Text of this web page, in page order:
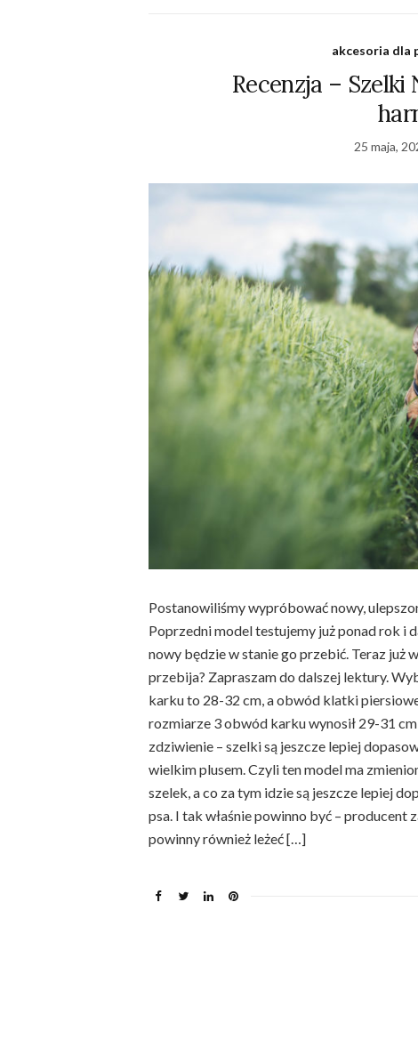
akcesoria dla
Recenzja –
25 maja,
Postanowiliśmy wypróbować nowy,
Poprzedni model testujemy już ponad rok i
nowy będzie w stanie go przebić. Teraz już
przebija? Zapraszam do dalszej lektury.
karku to 28-32 cm, a obwód klatki
rozmiarze 3 obwód karku wynosił 29-31
zdziwienie – szelki są jeszcze lepiej
wielkim plusem. Czyli ten model ma
szelek, a co za tym idzie są jeszcze lepiej
psa. I tak właśnie powinno być –
powinny również leżeć […]